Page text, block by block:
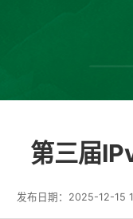
第三届
发布日期：2025-12-15